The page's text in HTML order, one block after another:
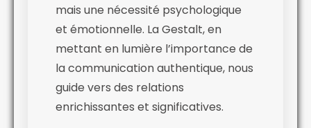
mais une nécessité psychologique
et émotionnelle. La Gestalt, en
mettant en lumière l’importance de
la communication authentique, nous
guide vers des relations
enrichissantes et significatives.